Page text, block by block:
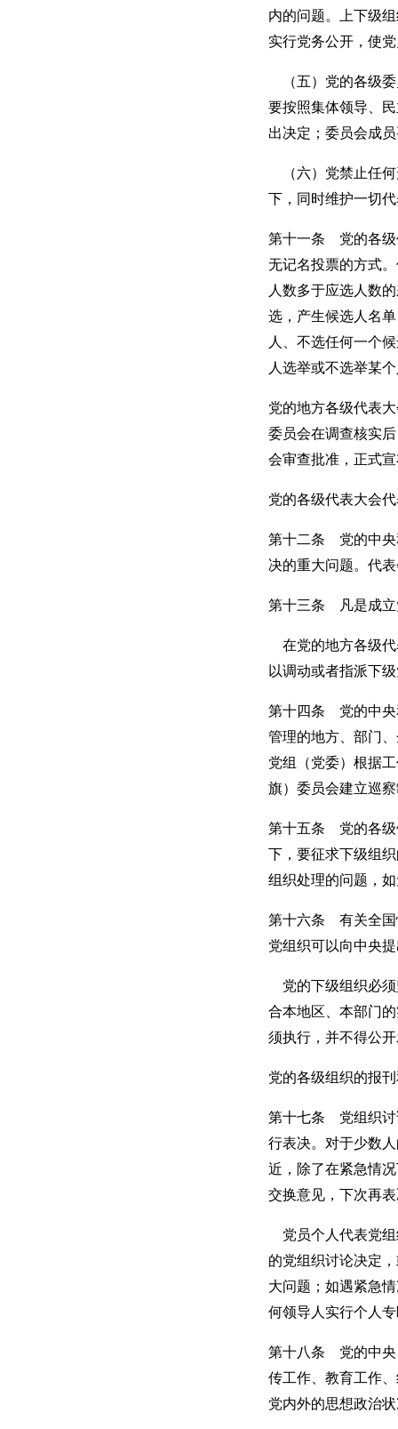
内的问题。上下级
实行党务公开，使
（五）党的各级委
要按照集体领导、
出决定；委员会成
（六）党禁止任何
下，同时维护一切
第十一条 党的各级
无记名投票的方式
人数多于应选人数
选，产生候选人名
人、不选任何一个
人选举或不选举某
党的地方各级代表
委员会在调查核实
会审查批准，正式
党的各级代表大会
第十二条 党的中央
决的重大问题。代
第十三条 凡是成立
在党的地方各级代
以调动或者指派下
第十四条 党的中央
管理的地方、部门
党组（党委）根据
旗）委员会建立巡
第十五条 党的各级
下，要征求下级组
组织处理的问题，
第十六条 有关全国
党组织可以向中央
党的下级组织必须
合本地区、本部门
须执行，并不得公
党的各级组织的报
第十七条 党组织讨
行表决。对于少数
近，除了在紧急情
交换意见，下次再
党员个人代表党组
的党组织讨论决定
大问题；如遇紧急
何领导人实行个人
第十八条 党的中央
传工作、教育工作
党内外的思想政治